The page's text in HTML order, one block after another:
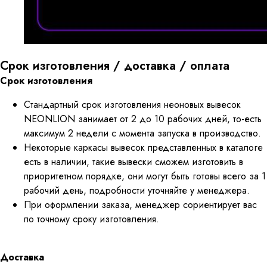
Срок изготовления / доставка / оплата
Срок изготовления
Стандартный срок изготовления неоновых вывесок
NEONLION занимает от 2 до 10 рабочих дней, то-есть
максимум 2 недели с момента запуска в производство.
Некоторые каркасы вывесок представленных в каталоге
есть в наличии, такие вывески сможем изготовить в
приоритетном порядке, они могут быть готовы всего за 1
рабочий день, подробности уточняйте у менеджера.
При оформлении заказа, менеджер сориентирует вас
по точному сроку изготовления.
Доставка